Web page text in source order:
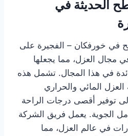
الحديثة في
في خورفكان – الفجيرة على
مجال العزل، مما يجعلها
في هذا المجال. تشمل هذه
العزل المائي والحراري
توفير أقصى درجات الراحة
الجوية. يعمل فريق الشركة
في عالم العزل، مما